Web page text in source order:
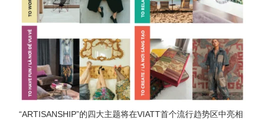
“ARTISANSHIP”的四大主题将在VIATT首个流行趋势区中亮相